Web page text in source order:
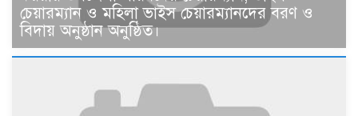
চেয়ারম্যান ও মহিলা ভাইস চেয়ারম্যানদের বরণ ও
বিদায় অনুষ্ঠান অনুষ্ঠিত।